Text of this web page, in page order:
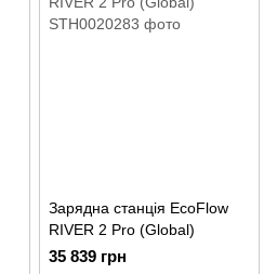
Зарядна станція EcoFlow
RIVER 2 Pro (Global)
35 839 грн